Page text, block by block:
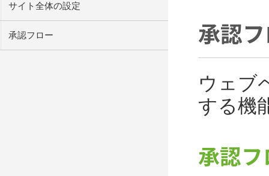
承認
ウェブ
する機
承認
サイト全体の設定
承認フロー